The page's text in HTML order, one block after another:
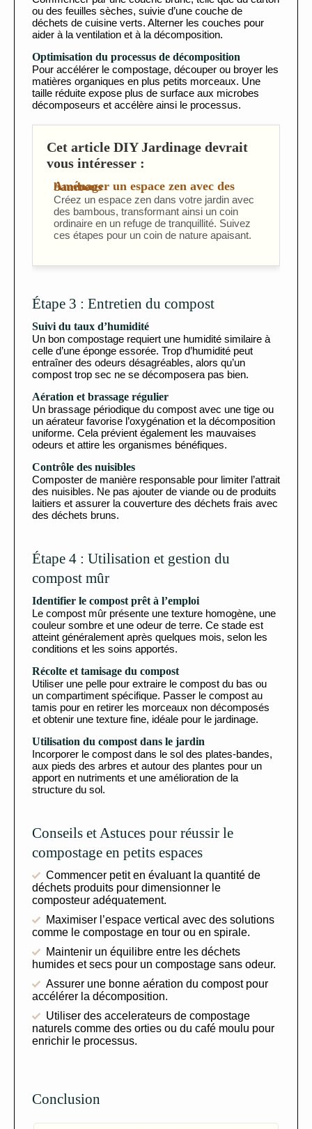
ou des feuilles sèches, suivie d’une couche de
déchets de cuisine verts. Alterner les couches pour
aider à la ventilation et à la décomposition.
Optimisation du processus de décomposition
Pour accélérer le compostage, découper ou broyer les
matières organiques en plus petits morceaux. Une
taille réduite expose plus de surface aux microbes
décomposeurs et accélère ainsi le processus.
Cet article DIY Jardinage devrait
vous intéresser :
Aménager un espace zen avec des bambous
Créez un espace zen dans votre jardin avec
des bambous, transformant ainsi un coin
ordinaire en un refuge de tranquillité. Suivez
ces étapes pour un coin de nature apaisant.
Étape 3 : Entretien du compost
Suivi du taux d’humidité
Un bon compostage requiert une humidité similaire à
celle d’une éponge essorée. Trop d’humidité peut
entraîner des odeurs désagréables, alors qu’un
compost trop sec ne se décomposera pas bien.
Aération et brassage régulier
Un brassage périodique du compost avec une tige ou
un aérateur favorise l’oxygénation et la décomposition
uniforme. Cela prévient également les mauvaises
odeurs et attire les organismes bénéfiques.
Contrôle des nuisibles
Composter de manière responsable pour limiter l’attrait
des nuisibles. Ne pas ajouter de viande ou de produits
laitiers et assurer la couverture des déchets frais avec
des déchets bruns.
Étape 4 : Utilisation et gestion du
compost mûr
Identifier le compost prêt à l’emploi
Le compost mûr présente une texture homogène, une
couleur sombre et une odeur de terre. Ce stade est
atteint généralement après quelques mois, selon les
conditions et les soins apportés.
Récolte et tamisage du compost
Utiliser une pelle pour extraire le compost du bas ou
un compartiment spécifique. Passer le compost au
tamis pour en retirer les morceaux non décomposés
et obtenir une texture fine, idéale pour le jardinage.
Utilisation du compost dans le jardin
Incorporer le compost dans le sol des plates-bandes,
aux pieds des arbres et autour des plantes pour un
apport en nutriments et une amélioration de la
structure du sol.
Conseils et Astuces pour réussir le
compostage en petits espaces
Commencer petit en évaluant la quantité de
déchets produits pour dimensionner le
composteur adéquatement.
Maximiser l’espace vertical avec des solutions
comme le compostage en tour ou en spirale.
Maintenir un équilibre entre les déchets
humides et secs pour un compostage sans odeur.
Assurer une bonne aération du compost pour
accélérer la décomposition.
Utiliser des accelerateurs de compostage
naturels comme des orties ou du café moulu pour
enrichir le processus.
Conclusion